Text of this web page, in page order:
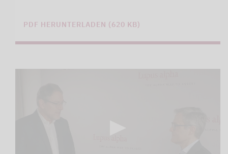
PDF HERUNTERLADEN (620 KB)